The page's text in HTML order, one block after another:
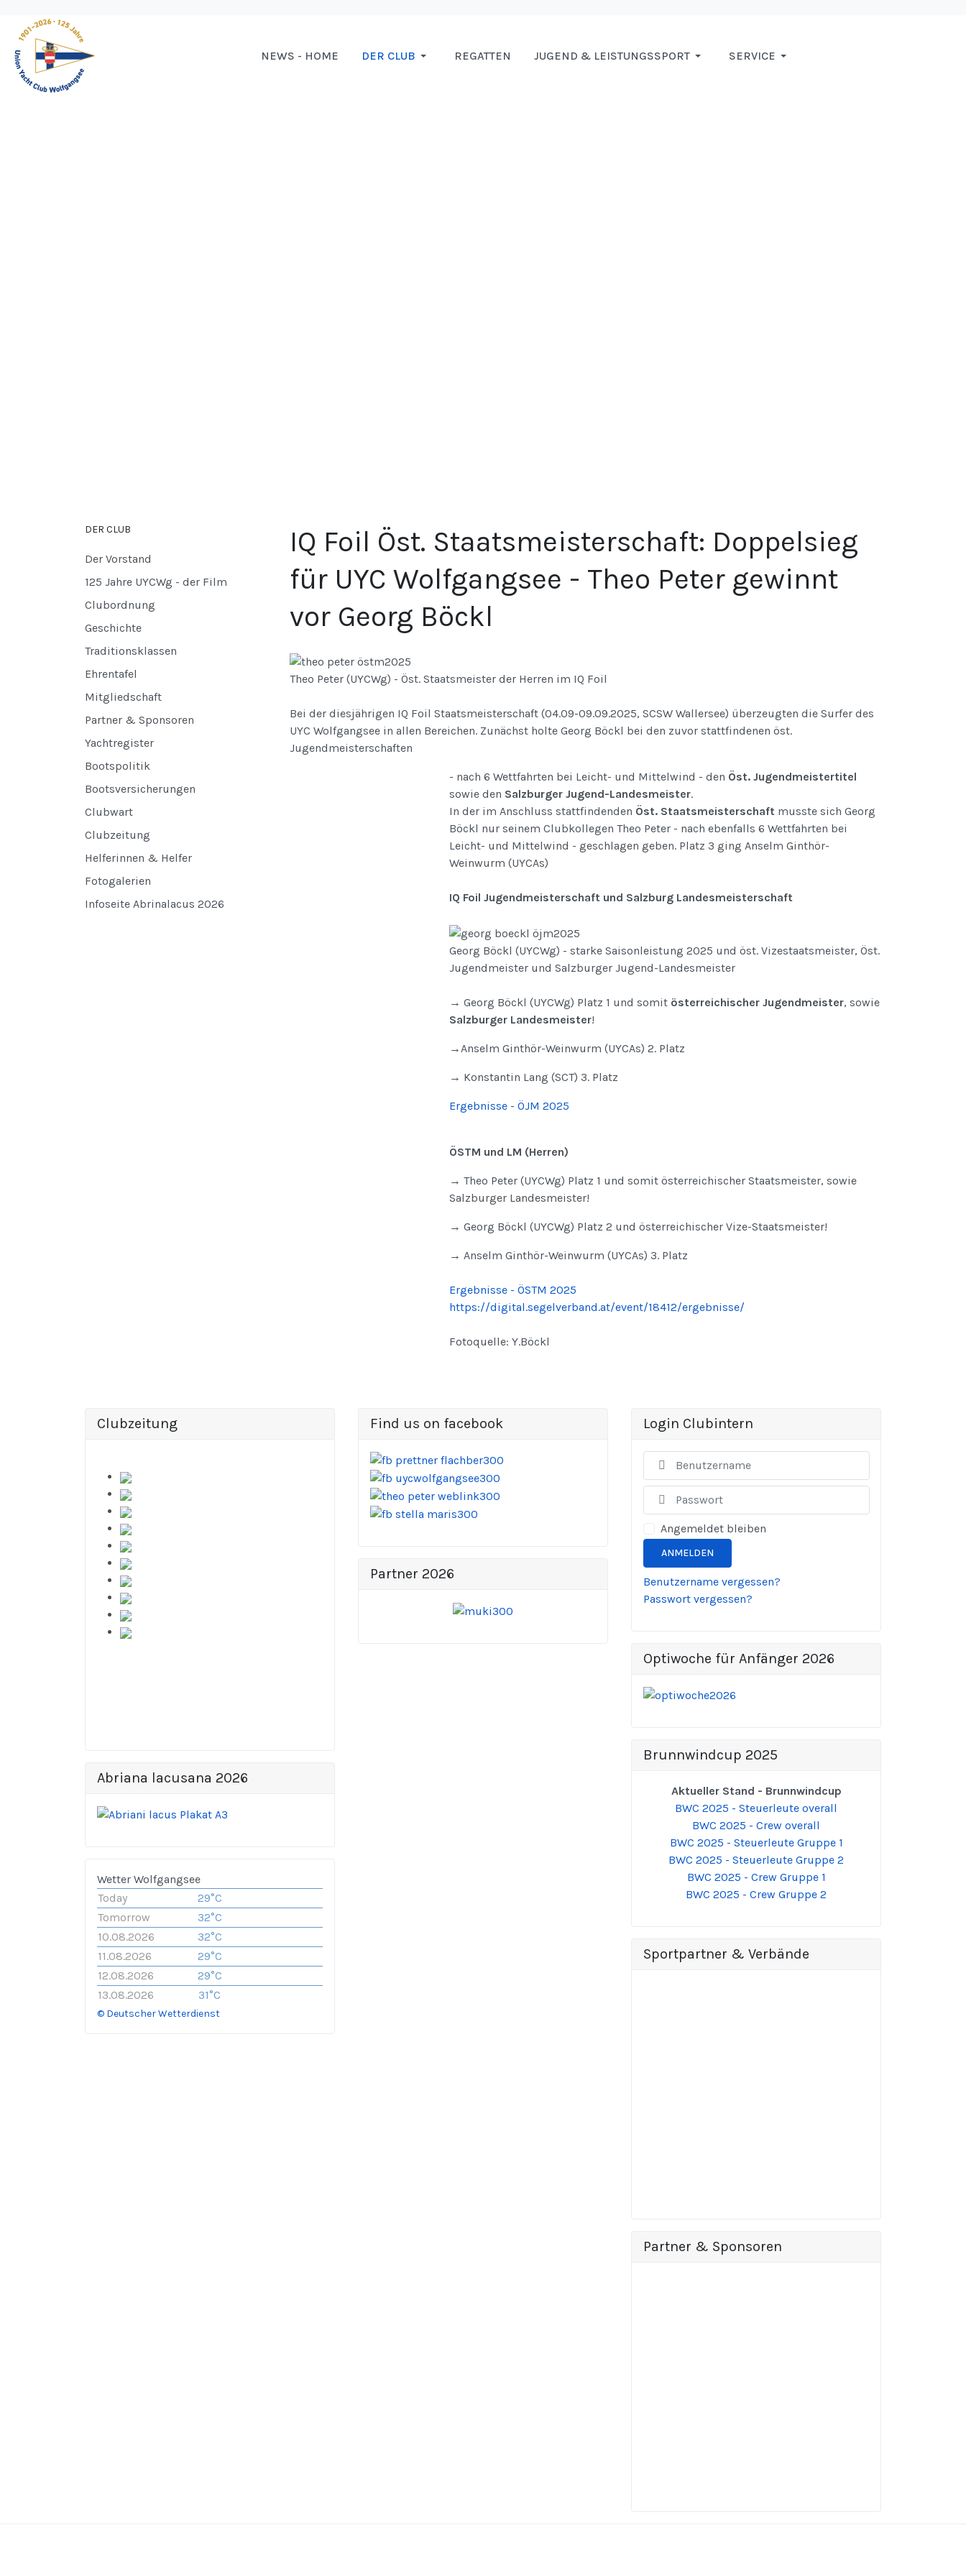
NEWS - HOME DER CLUB REGATTEN JUGEND & LEISTUNGSSPORT SERVICE
IQ Foil Öst. Staatsmeisterschaft: Doppelsieg
für UYC Wolfgangsee - Theo Peter gewinnt
vor Georg Böckl
Theo Peter (UYCWg) - Öst. Staatsmeister der Herren im IQ Foil
Bei der diesjährigen IQ Foil Staatsmeisterschaft (04.09-09.09.2025, SCSW Wallersee) überzeugten die Surfer des
UYC Wolfgangsee in allen Bereichen. Zunächst holte Georg Böckl bei den zuvor stattfindenen öst.
Jugendmeisterschaften
- nach 6 Wettfahrten bei Leicht- und Mittelwind - den Öst. Jugendmeistertitel
sowie den Salzburger Jugend-Landesmeister.
In der im Anschluss stattfindenden Öst. Staatsmeisterschaftmusste sich Georg
Böckl nur seinem Clubkollegen Theo Peter - nach ebenfalls 6 Wettfahrten bei
Leicht- und Mittelwind - geschlagen geben. Platz 3 ging Anselm Ginthör-
Weinwurm (UYCAs)
IQ Foil Jugendmeisterschaft und Salzburg Landesmeisterschaft
Georg Böckl (UYCWg) - starke Saisonleistung 2025 und öst. Vizestaatsmeister, Öst.
Jugendmeister und Salzburger Jugend-Landesmeister
→ Georg Böckl (UYCWg) Platz 1 und somit österreichischer Jugendmeister, sowie
Salzburger Landesmeister!
→Anselm Ginthör-Weinwurm (UYCAs) 2. Platz
→ Konstantin Lang (SCT) 3. Platz
Ergebnisse - ÖJM 2025
ÖSTM und LM (Herren)
→ Theo Peter (UYCWg) Platz 1 und somit österreichischer Staatsmeister, sowie
Salzburger Landesmeister!
→ Georg Böckl (UYCWg) Platz 2 und österreichischer Vize-Staatsmeister!
→ Anselm Ginthör-Weinwurm (UYCAs) 3. Platz
Ergebnisse - ÖSTM 2025
https://digital.segelverband.at/event/18412/ergebnisse/
Fotoquelle: Y.Böckl
DER CLUB
Der Vorstand
125 Jahre UYCWg - der Film
Clubordnung
Geschichte
Traditionsklassen
Ehrentafel
Mitgliedschaft
Partner & Sponsoren
Yachtregister
Bootspolitik
Bootsversicherungen
Clubwart
Clubzeitung
Helferinnen & Helfer
Fotogalerien
Infoseite Abrinalacus 2026
Clubzeitung
Abriana lacusana 2026
Wetter Wolfgangsee
Today
29°C
Tomorrow
32°C
10.08.2026
32°C
11.08.2026
29°C
12.08.2026
29°C
13.08.2026
31°C
© Deutscher Wetterdienst
Find us on facebook
Partner 2026
Login Clubintern
Angemeldet bleiben
ANMELDEN
Benutzername vergessen?
Passwort vergessen?
Optiwoche für Anfänger 2026
Brunnwindcup 2025
Aktueller Stand - Brunnwindcup
BWC 2025 - Steuerleute overall
BWC 2025 - Crew overall
BWC 2025 - Steuerleute Gruppe 1
BWC 2025 - Steuerleute Gruppe 2
BWC 2025 - Crew Gruppe 1
BWC 2025 - Crew Gruppe 2
Sportpartner & Verbände
Partner & Sponsoren